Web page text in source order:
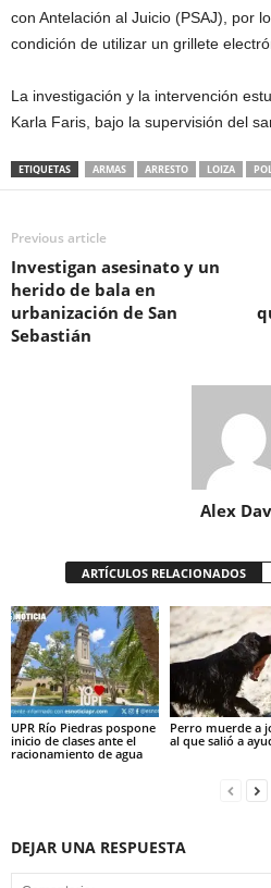
con Antelación al Juicio (PSAJ), por
condición de utilizar un grillete
La investigación y la intervención
Karla Faris, bajo la supervisión del
ETIQUETAS ARMAS ARRESTO LOIZA
Previous article
Investigan asesinato y un
herido de bala en
urbanización de San
Sebastián
Alex
ARTÍCULOS RELACIONADOS
UPR Río Piedras pospone
inicio de clases ante el
racionamiento de agua
Perro muerde a
al que salió a
DEJAR UNA RESPUESTA